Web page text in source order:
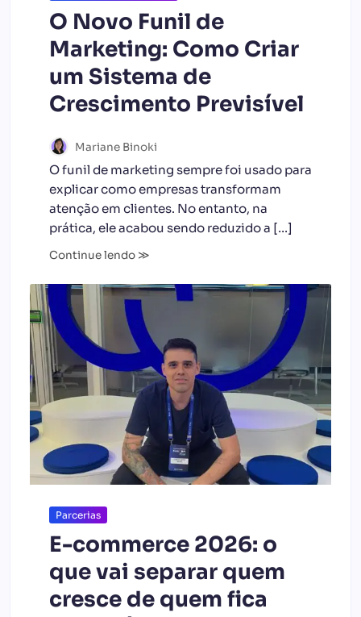
O Novo Funil de
Marketing: Como Criar
um Sistema de
Crescimento Previsível
Mariane Binoki
O funil de marketing sempre foi usado para
explicar como empresas transformam
atenção em clientes. No entanto, na
prática, ele acabou sendo reduzido a […]
Continue lendo ≫
Parcerias
E-commerce 2026: o
que vai separar quem
cresce de quem fica